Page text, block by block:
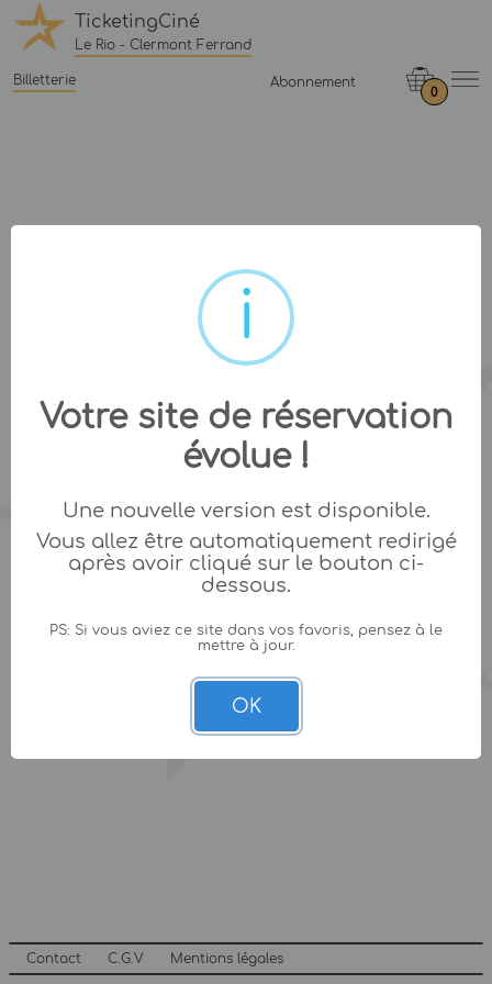
TicketingCiné
Le Rio - Clermont Ferrand
Billetterie Abonnement
0
Contact C.G.V Mentions légales
Votre site de réservation
évolue !
Une nouvelle version est disponible.
Vous allez être automatiquement redirigé
après avoir cliqué sur le bouton ci-
dessous.
PS: Si vous aviez ce site dans vos favoris, pensez à le
mettre à jour.
OK